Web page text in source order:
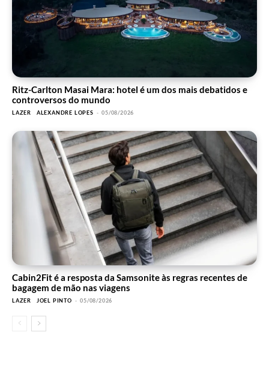
Ritz-Carlton Masai Mara: hotel é um dos mais debatidos e
controversos do mundo
LAZER ALEXANDRE LOPES - 05/08/2026
Cabin2Fit é a resposta da Samsonite às regras recentes de
bagagem de mão nas viagens
LAZER JOEL PINTO - 05/08/2026